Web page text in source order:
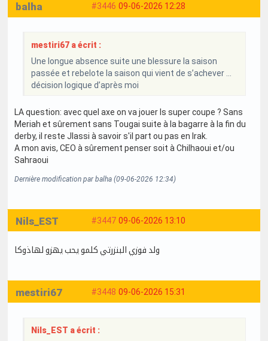
#3446 09-06-2026 12:28
balha
mestiri67 a écrit :
Une longue absence suite une blessure la saison
passée et rebelote la saison qui vient de s’achever …
décision logique d’après moi
LA question: avec quel axe on va jouer ls super coupe ? Sans
Meriah et sûrement sans Tougai suite à la bagarre à la fin du
derby, il reste Jlassi à savoir s'il part ou pas en Irak.
A mon avis, CEO à sûrement penser soit à Chilhaoui et/ou
Sahraoui
Dernière modification par balha (09-06-2026 12:34)
#3447 09-06-2026 13:10
Nils_EST
ولد فوزي البنزرتي كلمو يحب يهزو لهاذوكا
#3448 09-06-2026 15:31
mestiri67
Nils_EST a écrit :